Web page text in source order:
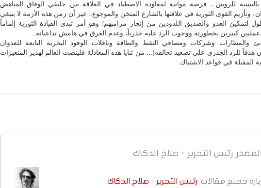
بالنسبة للروس ـ فرصة مواتية لمعاودة الاصطياد في العلاقة بين حليفي الوفاق المناهض
وتأزيم القوى الثورية في علاقتها بالشارع المثخن والموجوع.. غير أن زمن هذه الأزمة لا ينبغي
لتمكين العدو والصديق اللدودين من إنجاز مراميهم؛ وهو أمر تبدي القيادة الثورية إلماماً
عمليين كبيرين بخطورته ووجوب الرد عليه جذرياً، وعدم الغرق في هامش تداعياته..
والمطارات وشركات ومصافي النفط والطاقة وناقلات الوقود البحرية التابعة للعدوان
هدفاً للرد الجذري على تصعيد تحالفه)... من ثنايا هذه المعادلة فلينصت العالم لهدير المتغيرات
المقبلة في قواعد الاشتباك.
المصدر رئيس التحرير - صلاح الدكاك
جميع مقالات: رئيس التحرير - صلاح الدكاك